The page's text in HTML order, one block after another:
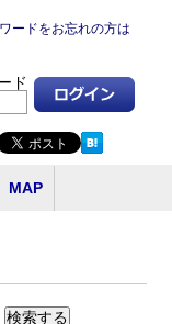
ードをお忘れの方は
ド
MAP